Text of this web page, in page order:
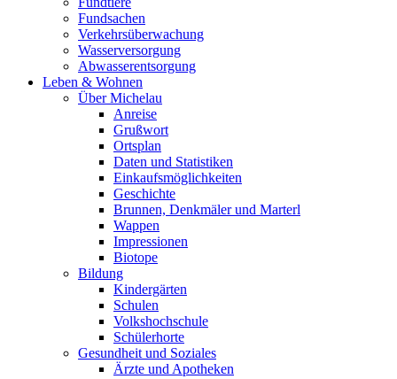
Fundsachen
Verkehrsüberwachung
Wasserversorgung
Abwasserentsorgung
Leben & Wohnen
Über Michelau
Anreise
Grußwort
Ortsplan
Daten und Statistiken
Einkaufsmöglichkeiten
Geschichte
Brunnen, Denkmäler und Marterl
Wappen
Impressionen
Biotope
Bildung
Kindergärten
Schulen
Volkshochschule
Schülerhorte
Gesundheit und Soziales
Ärzte und Apotheken